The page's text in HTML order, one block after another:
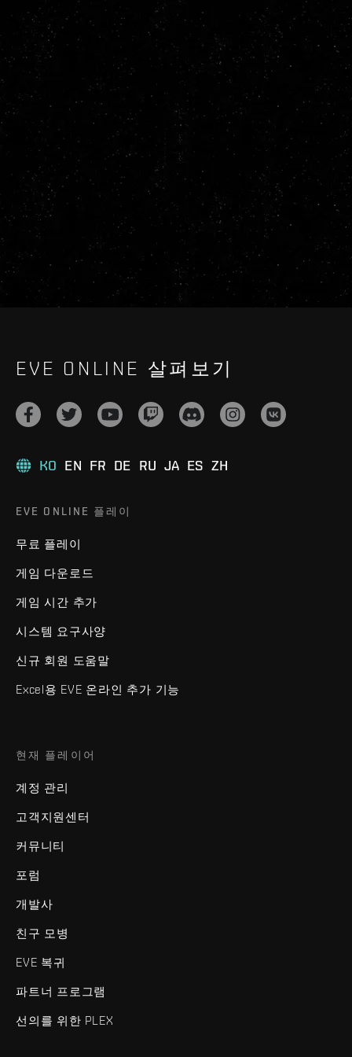
EVE ONLINE 살펴보기
KO EN FR DE RU JA ES ZH
EVE ONLINE 플레이
무료 플레이
게임 다운로드
게임 시간 추가
시스템 요구사양
신규 회원 도움말
Excel용 EVE 온라인 추가 기능
현재 플레이어
계정 관리
고객지원센터
커뮤니티
포럼
개발사
친구 모병
EVE 복귀
파트너 프로그램
선의를 위한 PLEX